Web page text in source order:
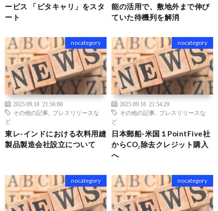
ービス 「ピタキャリ」をスタ
ート
能の活用で、敷地外まで伸び
ていた待機列を解消
nocategory
2025.09.18 21:56:00
その他の記事
プレスリリースな
ど
東レ-インドにおける衣料用縫
製品製造会社設立について
nocategory
2025.09.18 21:54:29
その他の記事
プレスリリースな
ど
日本郵船-米国１PointFive社
からCO₂除去クレジット購入
へ
nocategory nocategory